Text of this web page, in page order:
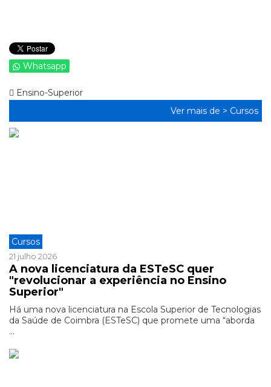
Whatsapp
Ensino-Superior
Ver mais de > Cursos
Cursos
21 julho 2026
A nova licenciatura da ESTeSC quer
"revolucionar a experiência no Ensino
Superior"
Há uma nova licenciatura na Escola Superior de Tecnologias
da Saúde de Coimbra (ESTeSC) que promete uma “aborda
...